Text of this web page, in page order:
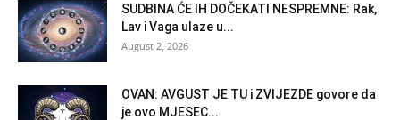
SUDBINA ĆE IH DOČEKATI NESPREMNE: Rak,
Lav i Vaga ulaze u...
August 2, 2026
OVAN: AVGUST JE TU i ZVIJEZDE govore da
je ovo MJESEC...